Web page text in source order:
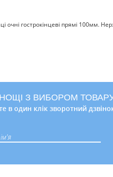
очні гострокінцеві прямі 100мм.
З ВИБОРОМ
в один клік зворотний